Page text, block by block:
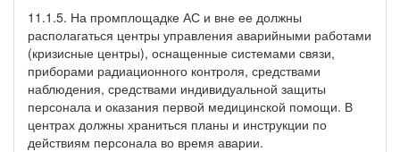
11.1.5. На промплощадке АС и вне ее должны
располагаться центры управления аварийными работами
(кризисные центры), оснащенные системами связи,
приборами радиационного контроля, средствами
наблюдения, средствами индивидуальной защиты
персонала и оказания первой медицинской помощи. В
центрах должны храниться планы и инструкции по
действиям персонала во время аварии.